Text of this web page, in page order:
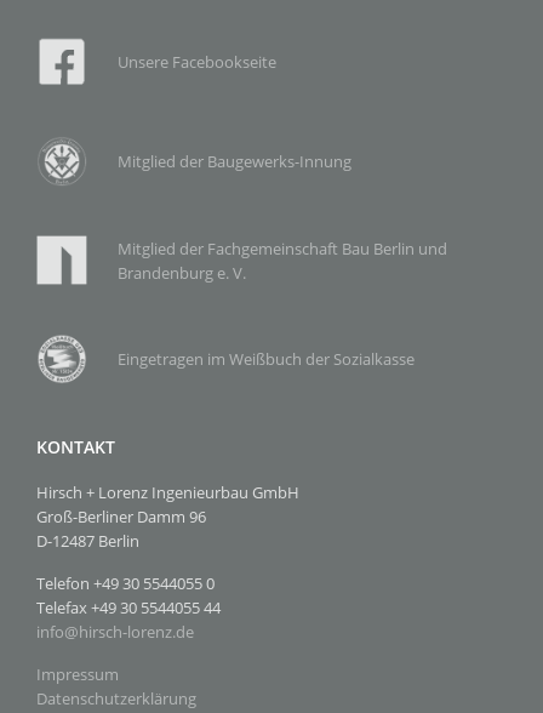
Unsere Facebookseite
Mitglied der Baugewerks-Innung
Mitglied der Fachgemeinschaft Bau Berlin und
Brandenburg e. V.
Eingetragen im Weißbuch der Sozialkasse
KONTAKT
Hirsch + Lorenz Ingenieurbau GmbH
Groß-Berliner Damm 96
D-12487 Berlin
Telefon +49 30 5544055 0
Telefax +49 30 5544055 44
info@hirsch-lorenz.de
Impressum
Datenschutzerklärung